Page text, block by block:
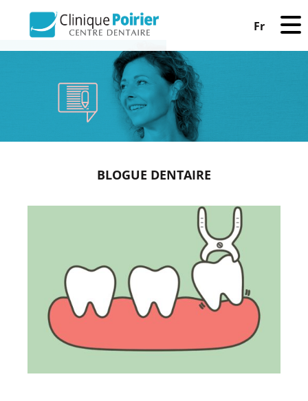
Fr
BLOGUE DENTAIRE